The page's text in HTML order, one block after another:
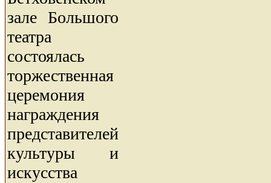
зале Большого
театра
состоялась
торжественная
церемония
награждения
представителей
культуры и
искусства